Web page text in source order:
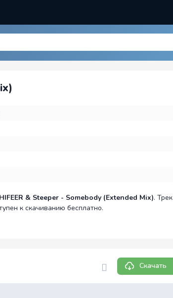
HIFEER & Steeper - Somebody (Extended Mix). Трек
к скачиванию бесплатно.
Скачать